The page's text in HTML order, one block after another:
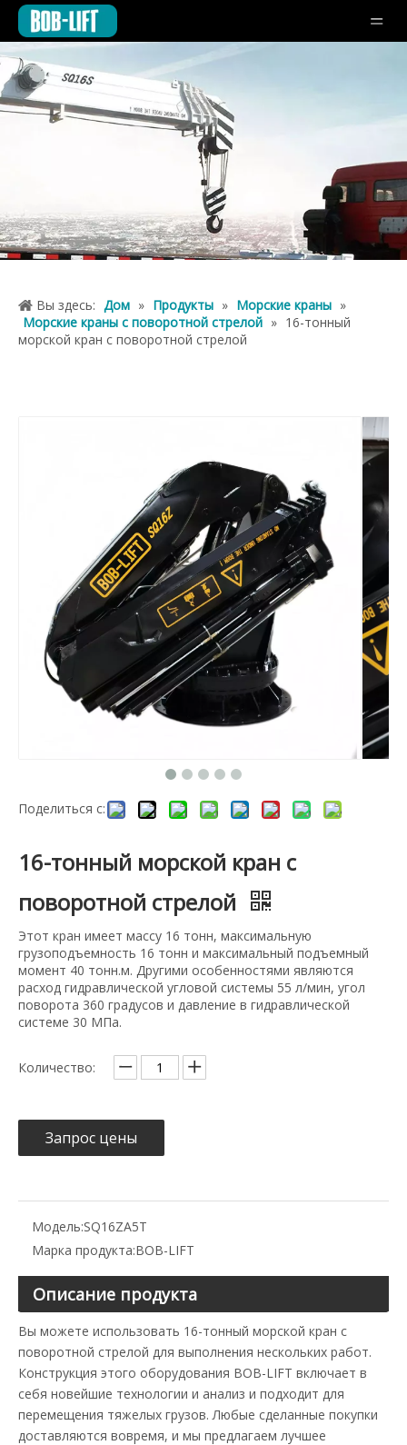
Вы здесь: Дом » Продукты » Морские краны »
Морские краны с поворотной стрелой » 16-тонный
морской кран с поворотной стрелой
Поделиться с:
16-тонный морской кран с
поворотной стрелой
Этот кран имеет массу 16 тонн, максимальную
грузоподъемность 16 тонн и максимальный подъемный
момент 40 тонн.м. Другими особенностями являются
расход гидравлической угловой системы 55 л/мин, угол
поворота 360 градусов и давление в гидравлической
системе 30 МПа.
Количество:
Запрос цены
Модель:SQ16ZA5T
Марка продукта:BOB-LIFT
Описание продукта
Вы можете использовать 16-тонный морской кран с
поворотной стрелой для выполнения нескольких работ.
Конструкция этого оборудования BOB-LIFT включает в
себя новейшие технологии и анализ и подходит для
перемещения тяжелых грузов. Любые сделанные покупки
доставляются вовремя, и мы предлагаем лучшее